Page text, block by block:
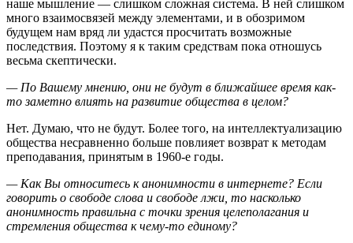
наше мышление — слишком сложная система. В ней слишком
много взаимосвязей между элементами, и в обозримом
будущем нам вряд ли удастся просчитать возможные
последствия. Поэтому я к таким средствам пока отношусь
весьма скептически.
— По Вашему мнению, они не будут в ближайшее время как-
то заметно влиять на развитие общества в целом?
Нет. Думаю, что не будут. Более того, на интеллектуализацию
общества несравненно больше повлияет возврат к методам
преподавания, принятым в 1960-е годы.
— Как Вы относитесь к анонимности в интернете? Если
говорить о свободе слова и свободе лжи, то насколько
анонимность правильна с точки зрения целеполагания и
стремления общества к чему-то единому?